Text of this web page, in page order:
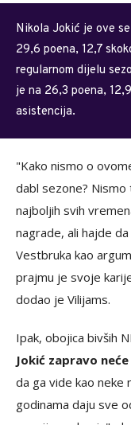
svih vremena, pa
u grupi najboljih
baš da li je u 10 ili
nekadašnji igrač
Istog mišljenja bio je
nagrade za "šestog
uzvratio rekavši da
argument za
svih vremena. To im
Nikola Jokić je ove
29,6 poena, 12,7
je na 26,3 poena,
asistencija.
"Kako nismo o